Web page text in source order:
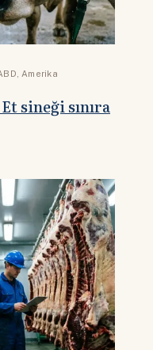
Amerika
sineği sınıra